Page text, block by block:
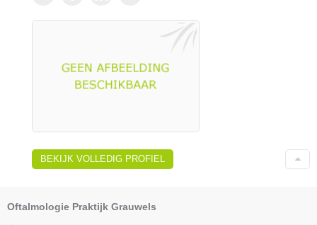
BEKIJK VOLLEDIG PROFIEL
Oftalmologie Praktijk Grauwels